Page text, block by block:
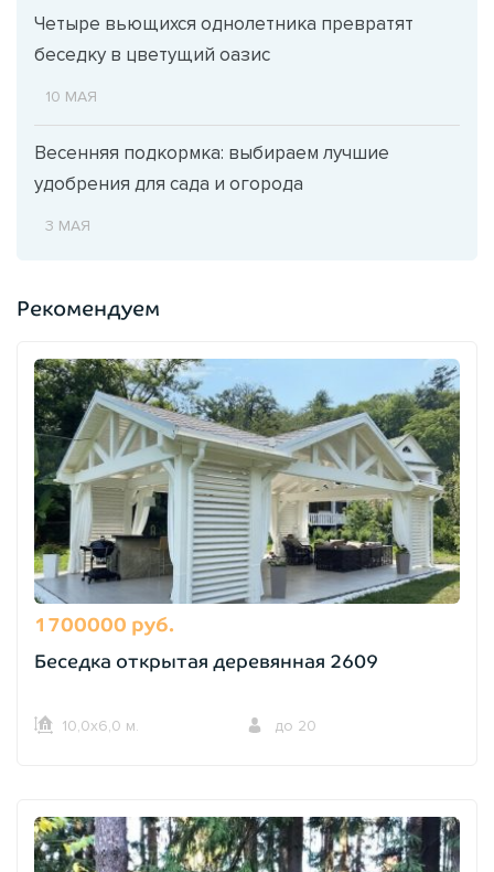
Четыре вьющихся однолетника превратят
беседку в цветущий оазис
10 МАЯ
Весенняя подкормка: выбираем лучшие
удобрения для сада и огорода
3 МАЯ
Рекомендуем
1700000 руб.
Беседка открытая деревянная 2609
10,0х6,0 м. до 20